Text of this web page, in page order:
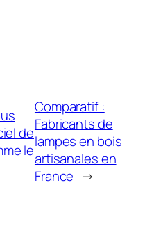
de
le
Comparatif :
Fabricants de
lampes en bois
artisanales en
France →